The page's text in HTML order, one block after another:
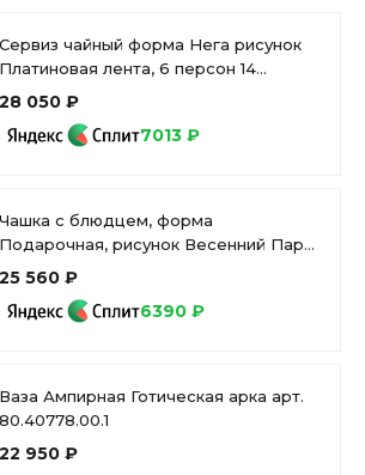
Сервиз чайный форма Нега рисунок
Платиновая лента, 6 персон 14
предметов, арт. 81.30715.00.1
28 050 ₽
7013 ₽
Чашка с блюдцем, форма
Подарочная, рисунок Весенний Парк,
арт 81.14820.00.1
25 560 ₽
6390 ₽
Ваза Ампирная Готическая арка арт.
80.40778.00.1
22 950 ₽